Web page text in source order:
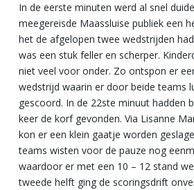
In de eerste minuten werd al snel
meegereisde Maassluise publiek een
het de afgelopen twee wedstrijden
was een stuk feller en scherper.
niet veel voor onder. Zo ontspon er
wedstrijd waarin er door beide teams
gescoord. In de 22ste minuut hadden
keer de korf gevonden. Via Lisanne
kon er een klein gaatje worden
teams wisten voor de pauze nog
waardoor er met een 10 – 12 stand
tweede helft ging de scoringsdrift